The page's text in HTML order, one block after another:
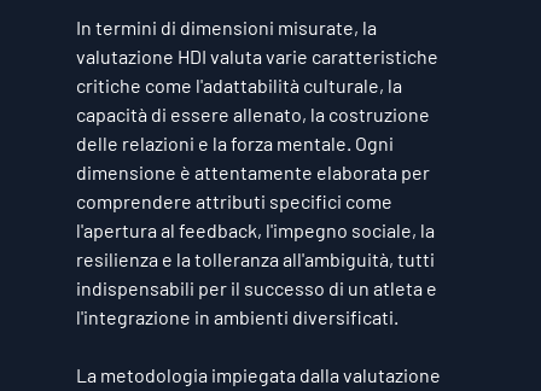
In termini di dimensioni misurate, la
valutazione HDI valuta varie caratteristiche
critiche come l'adattabilità culturale, la
capacità di essere allenato, la costruzione
delle relazioni e la forza mentale. Ogni
dimensione è attentamente elaborata per
comprendere attributi specifici come
l'apertura al feedback, l'impegno sociale, la
resilienza e la tolleranza all'ambiguità, tutti
indispensabili per il successo di un atleta e
l'integrazione in ambienti diversificati.
La metodologia impiegata dalla valutazione